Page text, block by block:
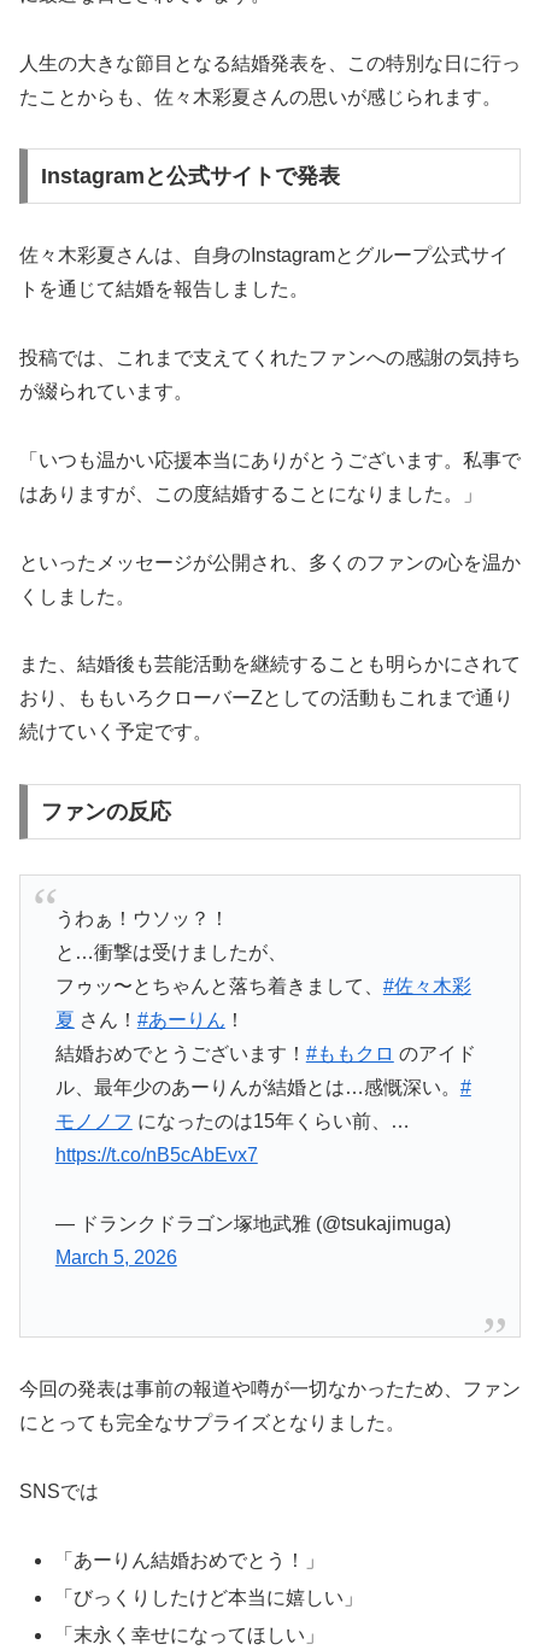
人生の大きな節目となる結婚発表を、この特別な日に行っ
たことからも、佐々木彩夏さんの思いが感じられます。
Instagramと公式サイトで発表
佐々木彩夏さんは、自身のInstagramとグループ公式サイ
トを通じて結婚を報告しました。
投稿では、これまで支えてくれたファンへの感謝の気持ち
が綴られています。
「いつも温かい応援本当にありがとうございます。私事で
はありますが、この度結婚することになりました。」
といったメッセージが公開され、多くのファンの心を温か
くしました。
また、結婚後も芸能活動を継続することも明らかにされて
おり、ももいろクローバーZとしての活動もこれまで通り
続けていく予定です。
ファンの反応
うわぁ！ウソッ？！
と…衝撃は受けましたが、
フゥッ〜とちゃんと落ち着きまして、 #佐々木彩
夏 さん！ #あーりん ！
結婚おめでとうございます！ #ももクロ のアイド
ル、最年少のあーりんが結婚とは…感慨深い。 #
モノノフ になったのは15年くらい前、…
https://t.co/nB5cAbEvx7
— ドランクドラゴン塚地武雅 (@tsukajimuga)
March 5, 2026
今回の発表は事前の報道や噂が一切なかったため、ファン
にとっても完全なサプライズとなりました。
SNSでは
「あーりん結婚おめでとう！」
「びっくりしたけど本当に嬉しい」
「末永く幸せになってほしい」